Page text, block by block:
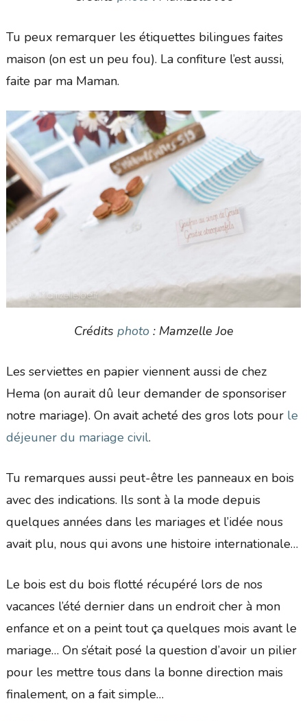
Tu peux remarquer les étiquettes bilingues faites
maison (on est un peu fou). La confiture l’est aussi,
faite par ma Maman.
Crédits photo: Mamzelle Joe
Les serviettes en papier viennent aussi de chez
Hema (on aurait dû leur demander de sponsoriser
notre mariage). On avait acheté des gros lots pour le
déjeuner du mariage civil.
Tu remarques aussi peut-être les panneaux en bois
avec des indications. Ils sont à la mode depuis
quelques années dans les mariages et l’idée nous
avait plu, nous qui avons une histoire internationale…
Le bois est du bois flotté récupéré lors de nos
vacances l’été dernier dans un endroit cher à mon
enfance et on a peint tout ça quelques mois avant le
mariage… On s’était posé la question d’avoir un pilier
pour les mettre tous dans la bonne direction mais
finalement, on a fait simple…